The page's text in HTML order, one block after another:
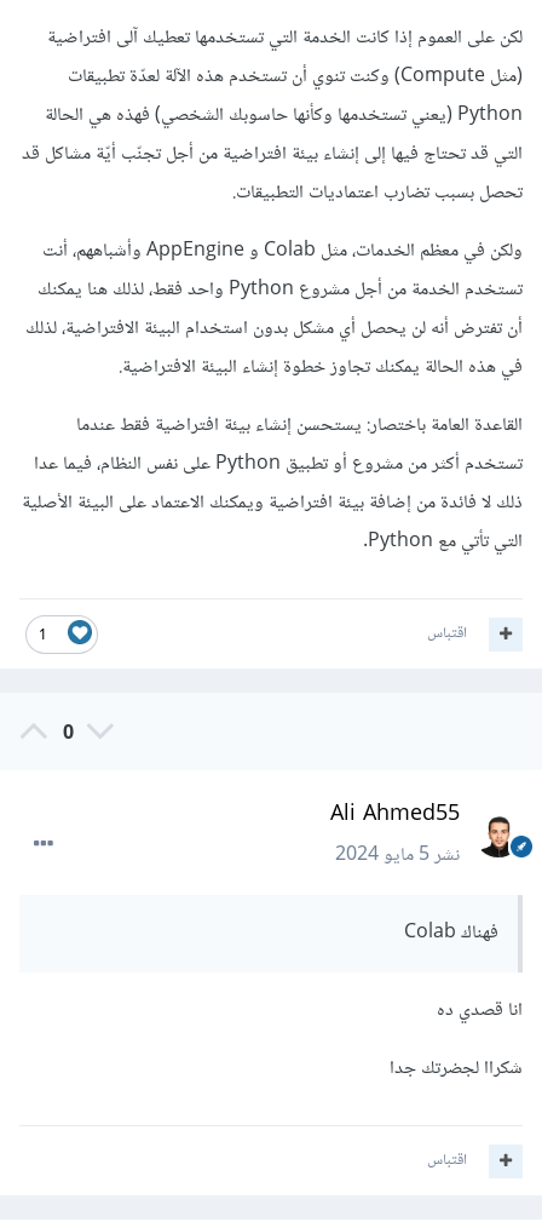
لكن على العموم إذا كانت الخدمة التي تستخدمها تعطيك آلى افتراضية
(مثل Compute) وكنت تنوي أن تستخدم هذه الآلة لعدّة تطبيقات
Python (يعني تستخدمها وكأنها حاسوبك الشخصي) فهذه هي الحالة
التي قد تحتاج فيها إلى إنشاء بيئة افتراضية من أجل تجنّب أيّة مشاكل قد
تحصل بسبب تضارب اعتماديات التطبيقات.
ولكن في معظم الخدمات، مثل Colab و AppEngine وأشباههم، أنت
تستخدم الخدمة من أجل مشروع Python واحد فقط، لذلك هنا يمكنك
أن تفترض أنه لن يحصل أي مشكل بدون استخدام البيئة الافتراضية، لذلك
في هذه الحالة يمكنك تجاوز خطوة إنشاء البيئة الافتراضية.
القاعدة العامة باختصار: يستحسن إنشاء بيئة افتراضية فقط عندما
تستخدم أكثر من مشروع أو تطبيق Python على نفس النظام، فيما عدا
ذلك لا فائدة من إضافة بيئة افتراضية ويمكنك الاعتماد على البيئة الأصلية
التي تأتي مع Python.
1 اقتباس
0
Ali Ahmed55
نشر5 مايو 2024
فهناك Colab
انا قصدي ده
شكراا لجضرتك جدا
اقتباس